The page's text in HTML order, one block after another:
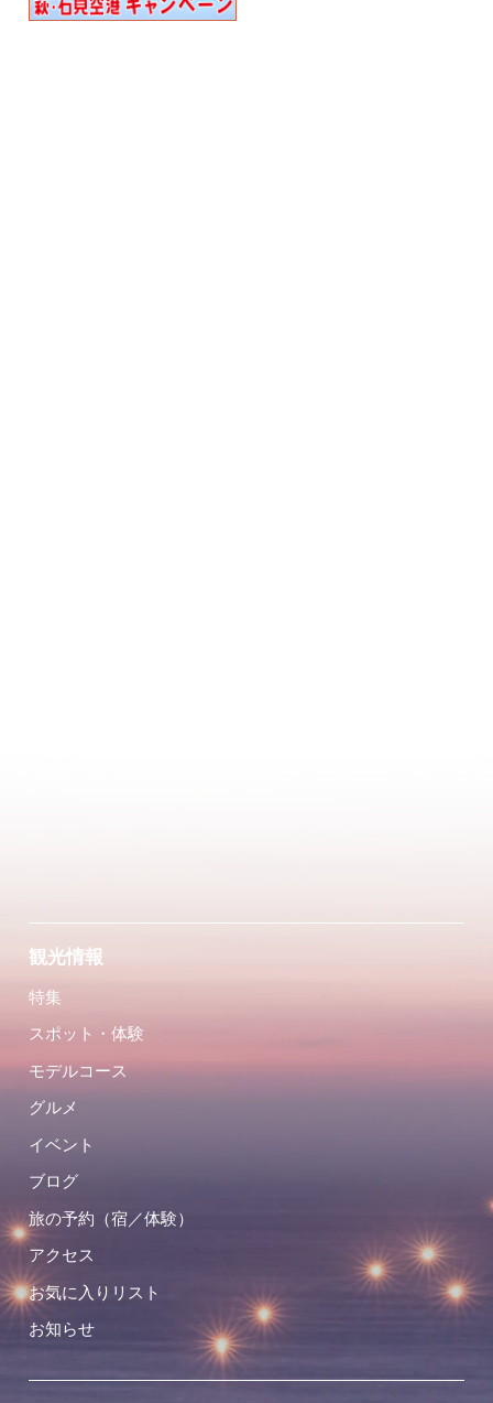
観光情報
特集
スポット・体験
モデルコース
グルメ
イベント
ブログ
旅の予約（宿／体験）
アクセス
お気に入りリスト
お知らせ